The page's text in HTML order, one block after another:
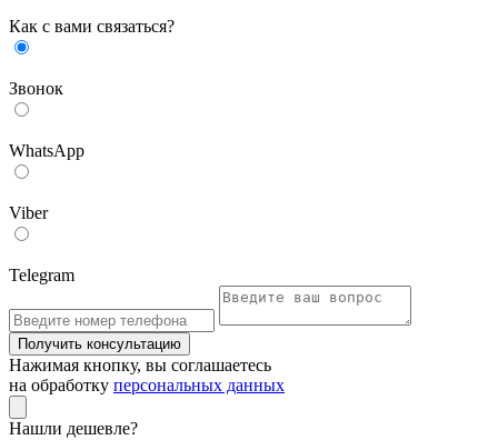
Как с вами связаться?
Звонок
WhatsApp
Viber
Telegram
Получить консультацию
Нажимая кнопку, вы соглашаетесь
на обработку персональных данных
Нашли дешевле?